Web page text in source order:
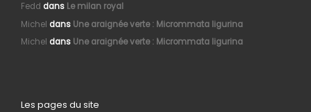
Fedd dans Le milan royal
Michel dans Une araignée verte : Micrommata ligurina
Michel dans Une araignée verte : Micrommata ligurina
Les pages du site